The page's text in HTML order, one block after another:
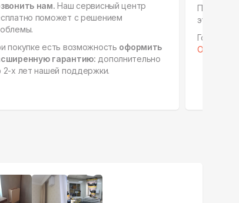
нам. Наш сервисный центр
поможет с решением
покупке есть возможность оформить
гарантию: дополнительно
2-х лет нашей поддержки.
этапах,
Готовы к